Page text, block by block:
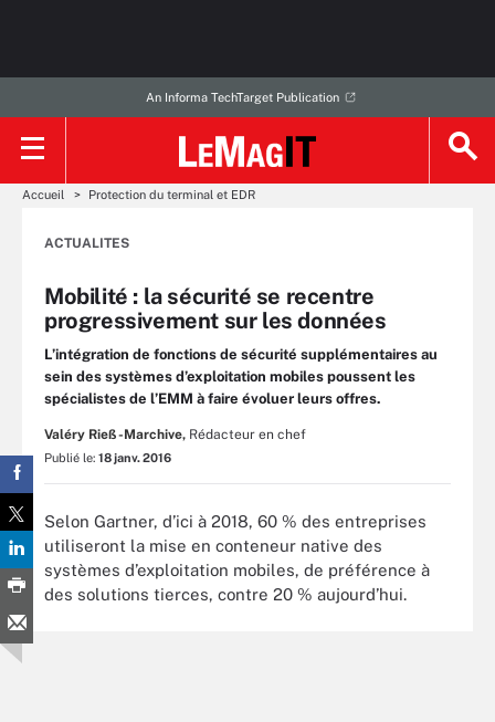
An Informa TechTarget Publication
Accueil Protection du terminal et EDR
ACTUALITES
Mobilité : la sécurité se recentre
progressivement sur les données
L’intégration de fonctions de sécurité supplémentaires au
sein des systèmes d’exploitation mobiles poussent les
spécialistes de l’EMM à faire évoluer leurs offres.
Valéry Rieß-Marchive, Rédacteur en chef
Publié le: 18 janv. 2016
Selon Gartner, d’ici à 2018, 60 % des entreprises
utiliseront la mise en conteneur native des
systèmes d’exploitation mobiles, de préférence à
des solutions tierces, contre 20 % aujourd’hui.